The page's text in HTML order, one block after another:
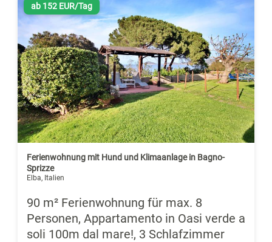
ab 152 EUR/Tag
Ferienwohnung mit Hund und Klimaanlage in Bagno-
Sprizze
Elba, Italien
90 m² Ferienwohnung für max. 8
Personen, Appartamento in Oasi verde a
soli 100m dal mare!, 3 Schlafzimmer